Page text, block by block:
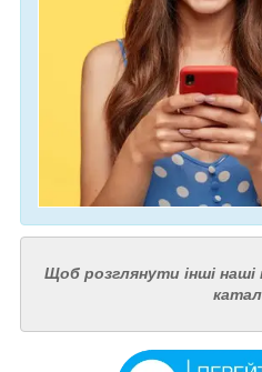
Щоб розглянути інші наші